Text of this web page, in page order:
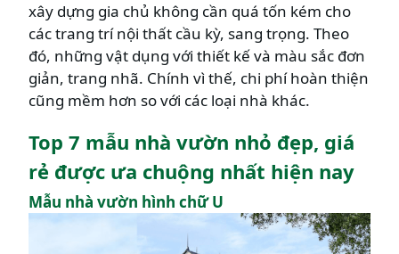
xây dựng gia chủ không cần quá tốn kém cho
các trang trí nội thất cầu kỳ, sang trọng. Theo
đó, những vật dụng với thiết kế và màu sắc đơn
giản, trang nhã. Chính vì thế, chi phí hoàn thiện
cũng mềm hơn so với các loại nhà khác.
Top 7 mẫu nhà vườn nhỏ đẹp, giá
rẻ được ưa chuộng nhất hiện nay
Mẫu nhà vườn hình chữ U